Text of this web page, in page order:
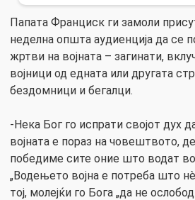
Папата Франциск ги замоли
неделна општа аудиенција да се
жртви на војната – загинати,
војници од едната или другата
бездомници и бегалци.
-Нека Бог го испрати својот дух
војната е пораз на човештвото,
победиме сите оние што водат
„Водењето војна е потреба што
тој, молејќи го Бога „да не